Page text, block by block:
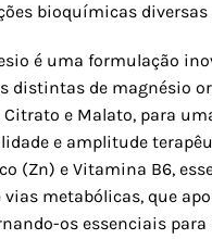
bioquímicas diversas
é uma formulação
distintas de magnésio
e Malato, para
e amplitude
(Zn) e Vitamina B6,
vias metabólicas, que
os essenciais para